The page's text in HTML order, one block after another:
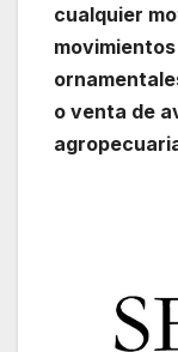
cualquier
o venta de